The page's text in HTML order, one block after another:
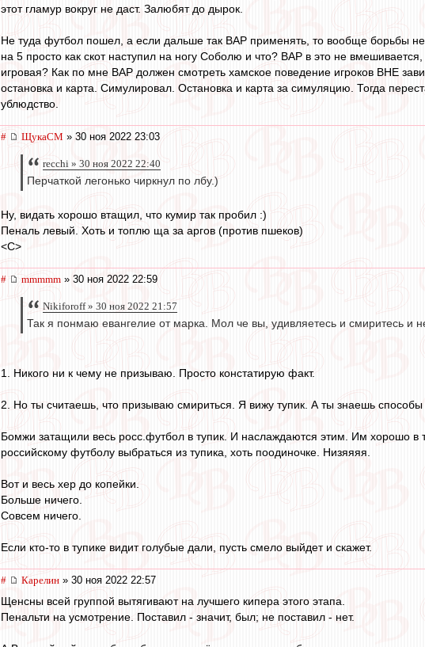
этот гламур вокруг не даст. Залюбят до дырок.
Не туда футбол пошел, а если дальше так ВАР применять, то вообще борьбы
на 5 просто как скот наступил на ногу Соболю и что? ВАР в это не
игровая? Как по мне ВАР должен смотреть хамское поведение игроков ВНЕ
остановка и карта. Симулировал. Остановка и карта за симуляцию. Тогда
ублюдство.
# ЩукаСМ » 30 ноя 2022 23:03
recchi » 30 ноя 2022 22:40
Перчаткой легонько чиркнул по лбу.)
Ну, видать хорошо втащил, что кумир так пробил :)
Пеналь левый. Хоть и топлю ща за аргов (против пшеков)
<C>
# mmmmm » 30 ноя 2022 22:59
Nikiforoff » 30 ноя 2022 21:57
Так я понмаю евангелие от марка. Мол че вы, удивляетесь и смиритесь и
1. Никого ни к чему не призываю. Просто констатирую факт.
2. Но ты считаешь, что призываю смириться. Я вижу тупик. А ты знаешь способы
Бомжи затащили весь росс.футбол в тупик. И наслаждаются этим. Им хорошо в
российскому футболу выбраться из тупика, хоть поодиночке. Низяяяя.
Вот и весь хер до копейки.
Больше ничего.
Совсем ничего.
Если кто-то в тупике видит голубые дали, пусть смело выйдет и скажет.
# Карелин » 30 ноя 2022 22:57
Щенсны всей группой вытягивают на лучшего кипера этого этапа.
Пенальти на усмотрение. Поставил - значит, был; не поставил - нет.